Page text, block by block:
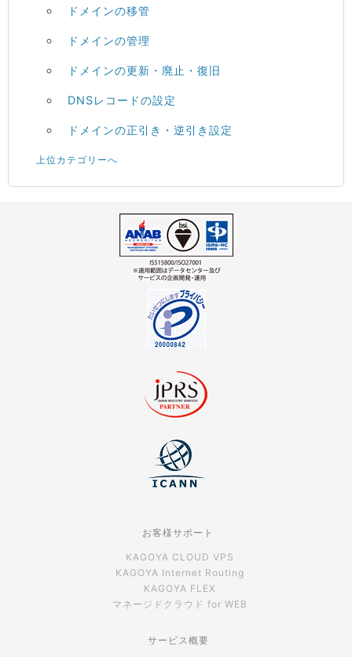
ドメインの移管
ドメインの管理
ドメインの更新・廃止・復旧
DNSレコードの設定
ドメインの正引き・逆引き設定
上位カテゴリーへ
お客様サポート
KAGOYA CLOUD VPS
KAGOYA Internet Routing
KAGOYA FLEX
マネージドクラウド for WEB
サービス概要